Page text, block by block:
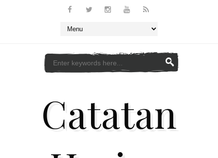
Catatan